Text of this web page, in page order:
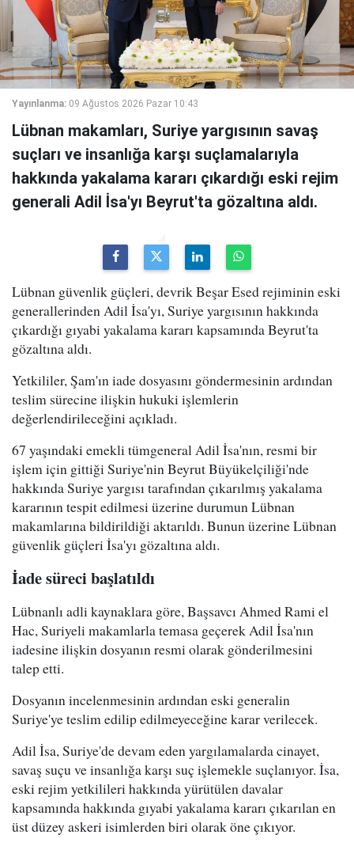
Yayınlanma: 09 Ağustos 2026 Pazar 10:43
Lübnan makamları, Suriye yargısının savaş
suçları ve insanlığa karşı suçlamalarıyla
hakkında yakalama kararı çıkardığı eski rejim
generali Adil İsa'yı Beyrut'ta gözaltına aldı.
Lübnan güvenlik güçleri, devrik Beşar Esed rejiminin eski
generallerinden Adil İsa'yı, Suriye yargısının hakkında
çıkardığı gıyabi yakalama kararı kapsamında Beyrut'ta
gözaltına aldı.
Yetkililer, Şam'ın iade dosyasını göndermesinin ardından
teslim sürecine ilişkin hukuki işlemlerin
değerlendirileceğini açıkladı.
67 yaşındaki emekli tümgeneral Adil İsa'nın, resmi bir
işlem için gittiği Suriye'nin Beyrut Büyükelçiliği'nde
hakkında Suriye yargısı tarafından çıkarılmış yakalama
kararının tespit edilmesi üzerine durumun Lübnan
makamlarına bildirildiği aktarıldı. Bunun üzerine Lübnan
güvenlik güçleri İsa'yı gözaltına aldı.
İade süreci başlatıldı
Lübnanlı adli kaynaklara göre, Başsavcı Ahmed Rami el
Hac, Suriyeli makamlarla temasa geçerek Adil İsa'nın
iadesine ilişkin dosyanın resmi olarak gönderilmesini
talep etti.
Dosyanın incelenmesinin ardından eski generalin
Suriye'ye teslim edilip edilmeyeceğine karar verilecek.
Adil İsa, Suriye'de devam eden yargılamalarda cinayet,
savaş suçu ve insanlığa karşı suç işlemekle suçlanıyor. İsa,
eski rejim yetkilileri hakkında yürütülen davalar
kapsamında hakkında gıyabi yakalama kararı çıkarılan en
üst düzey askeri isimlerden biri olarak öne çıkıyor.